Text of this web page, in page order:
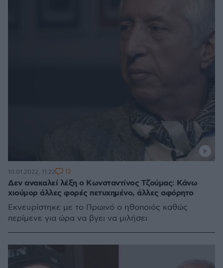
Δεν ανακαλεί λέξη ο Κωνσταντίνος Τζούμας: Κάνω
χιούμορ άλλες φορές πετυχημένο, άλλες αφόρητο
Εκνευρίστηκε με το Πρωινό ο ηθοποιός καθώς
περίμενε για ώρα να βγει να μιλήσει
10.01.2022, 11:22 12